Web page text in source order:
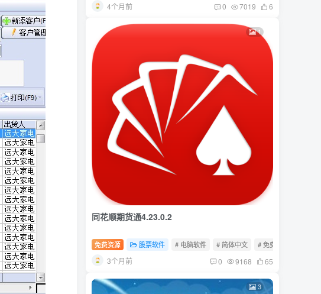
4个月前 0 7019 6
1
同花顺期货通4.23.0.2
免费资源 股票软件 # 电脑软件 # 简体中文 # 免费软件
3个月前 0 9168 65
3